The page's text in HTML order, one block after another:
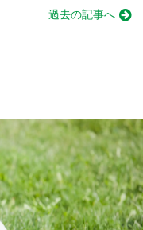
過去の記事へ